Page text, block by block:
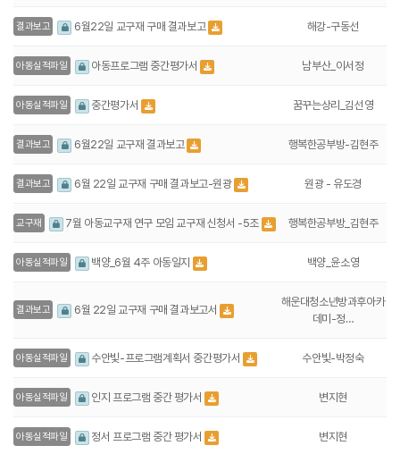
결과보고 6월22일 교구재 구매 결과보고 해강-구동선
아동실적파일 아동프로그램 중간평가서 남부산_이서정
아동실적파일 중간평가서 꿈꾸는상리_김선영
결과보고 6월22일 교구재 결과보고 행복한공부방-김현주
결과보고 6월 22일 교구재 구매 결과보고-원광 원광 - 유도경
교구재 7월 아동교구재 연구 모임 교구재 신청서 -5조 행복한공부방_김현주
아동실적파일 백양_6월 4주 아동일지 백양_윤소영
결과보고 6월 22일 교구재 구매 결과보고서
해운대청소년방과후아카
데미-정…
아동실적파일 수안빛-프로그램계획서 중간평가서 수안빛-박정숙
아동실적파일 인지 프로그램 중간 평가서 변지현
아동실적파일 정서 프로그램 중간 평가서 변지현